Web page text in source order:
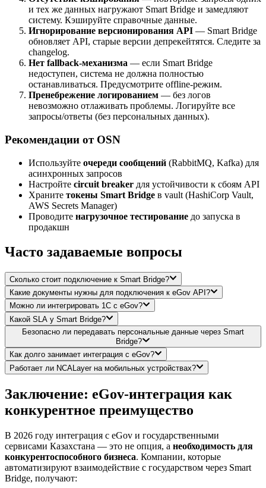
и тех же данных нагружают Smart Bridge и замедляют
систему. Кэшируйте справочные данные.
Игнорирование версионирования API — Smart Bridge
обновляет API, старые версии депрекейтятся. Следите за
changelog.
Нет fallback-механизма — если Smart Bridge
недоступен, система не должна полностью
останавливаться. Предусмотрите offline-режим.
Пренебрежение логированием — без логов
невозможно отлаживать проблемы. Логируйте все
запросы/ответы (без персональных данных).
Рекомендации от OSN
Используйте очереди сообщений (RabbitMQ, Kafka) для
асинхронных запросов
Настройте circuit breaker для устойчивости к сбоям API
Храните токены Smart Bridge в vault (HashiCorp Vault,
AWS Secrets Manager)
Проводите нагрузочное тестирование до запуска в
продакшн
Часто задаваемые вопросы
Сколько стоит подключение к Smart Bridge?
Какие документы нужны для подключения к eGov API?
Можно ли интегрировать 1С с eGov?
Какой SLA у Smart Bridge?
Безопасно ли передавать персональные данные через Smart
Bridge?
Как долго занимает интеграция с eGov?
Работает ли NCALayer на мобильных устройствах?
Заключение: eGov-интеграция как
конкурентное преимущество
В 2026 году интеграция с eGov и государственными
сервисами Казахстана — это не опция, а необходимость для
конкурентоспособного бизнеса. Компании, которые
автоматизируют взаимодействие с государством через Smart
Bridge, получают: